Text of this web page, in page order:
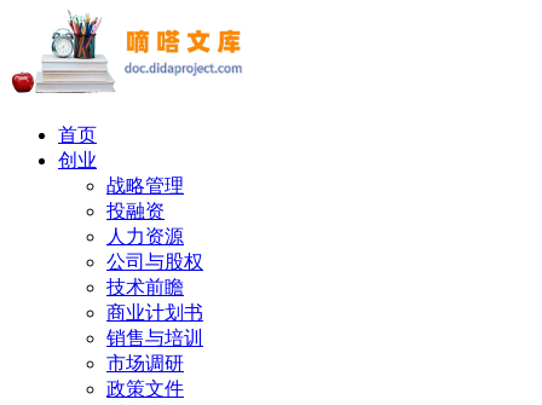
首页
创业
战略管理
投融资
人力资源
公司与股权
技术前瞻
商业计划书
销售与培训
市场调研
政策文件